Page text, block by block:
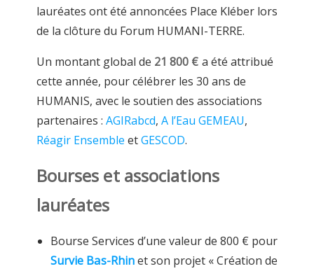
lauréates ont été annoncées Place Kléber lors
de la clôture du Forum HUMANI-TERRE.
Un montant global de 21 800 € a été attribué
cette année, pour célébrer les 30 ans de
HUMANIS, avec le soutien des associations
partenaires : AGIRabcd, A l’Eau GEMEAU,
Réagir Ensemble etGESCOD.
Bourses et associations
lauréates
Bourse Services d’une valeur de 800 € pour
Survie Bas-Rhinet son projet « Création de